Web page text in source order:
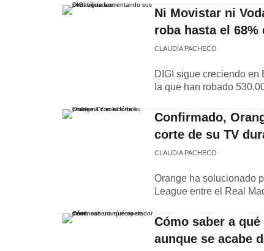
Ni Movistar ni
roba hasta el
CLAUDIA PACHECO
DIGI sigue creciendo en
la que han robado
Confirmado,
corte de su TV
CLAUDIA PACHECO
Orange ha solucionado
League entre el Real
Cómo saber a
aunque se acabe